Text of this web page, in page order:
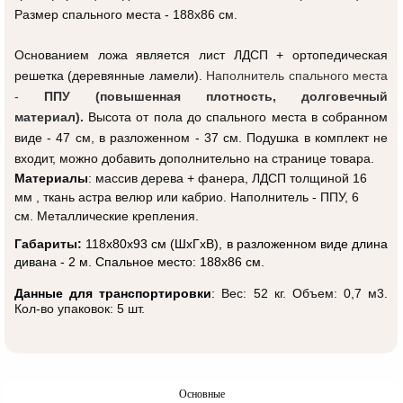
Размер спального места - 188х86 см.
Основанием ложа является лист ЛДСП + ортопедическая
решетка (деревянные ламели). Наполнитель спального места
- ППУ (повышенная плотность, долговечный
материал). Высота от пола до спального места в собранном
виде - 47 см, в разложенном - 37 см. Подушка в комплект не
входит, можно добавить дополнительно на странице товара.
Материалы: массив дерева + фанера, ЛДСП толщиной 16
мм , ткань астра велюр или кабрио. Наполнитель - ППУ, 6
см. Металлические крепления.
Габариты: 118x80x93 см (ШxГxВ) , в разложенном виде длина
дивана - 2 м. Спальное место: 188x86 см.
Данные для транспортировки: Вес: 52 кг. Объем: 0,7 м3.
Кол-во упаковок: 5 шт.
Основные